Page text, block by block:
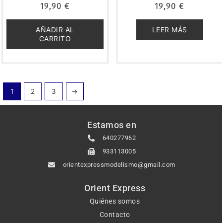
con
de
5
19,90 €
AÑADIR AL
CARRITO
con
de
5
19,90€
LEER MÁS
1 2 3 →
Estamos en
640277962
933113005
orientexpressmodelismo@gmail.com
Orient Express
Quiénes somos
Contacto